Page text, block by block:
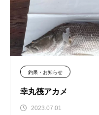
釣果・お知らせ
幸丸筏アカメ
2023.07.01